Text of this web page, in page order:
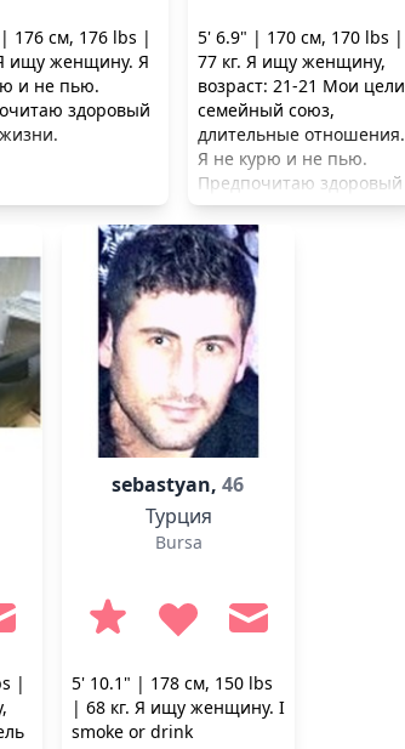
176 см, 176 lbs |
ищу женщину. Я
и не пью.
здоровый
5' 6.9" | 170 см, 170 lbs |
77 кг. Я ищу женщину,
возраст: 21-21 Мои цели
семейный союз,
длительные отношения.
Я не курю и не пью.
Предпочитаю здоровый
образ жизни.
|
sebastyan,46
Турция
Bursa
5' 10.1" | 178 см, 150 lbs
| 68 кг. Я ищу женщину. I
smoke or drink